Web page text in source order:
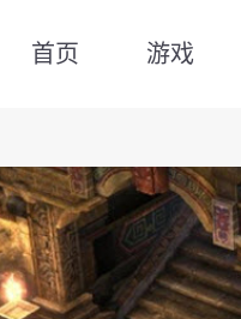
首页 游戏